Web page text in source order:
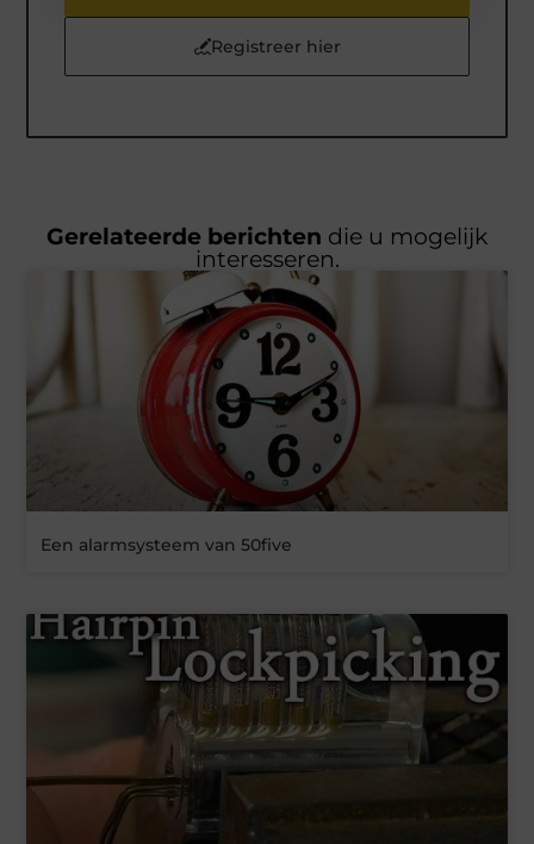
Registreer hier
Gerelateerde berichten die u mogelijk
interesseren.
Een alarmsysteem van 50five